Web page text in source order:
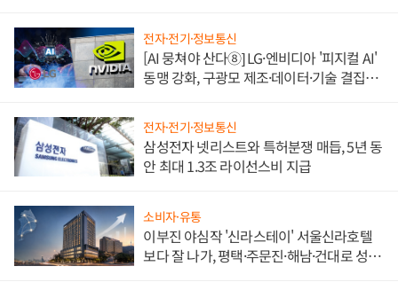
전자·전기·정보통신
[AI 뭉쳐야 산다⑧] LG·엔비디아 '피지컬 AI'
동맹 강화, 구광모 제조·데이터·기술 결집
전자·전기·정보통신
삼성전자 넷리스트와 특허분쟁 매듭, 5년 동
안 최대 1.3조 라이선스비 지급
소비자·유통
이부진 야심작 '신라스테이' 서울신라호텔
보다 잘 나가, 평택·주문진·해남·건대로 성